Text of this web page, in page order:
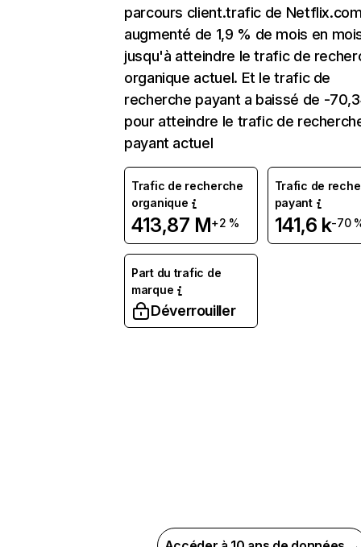
parcours client.trafic de
augmenté de 1,9 % de mois en
jusqu'à atteindre le trafic de
organique actuel. Et le trafic de
recherche payant a baissé de -
pour atteindre le trafic de
payant actuel
Trafic de recherche
organique
413,87 M+2 %
Trafic de
payant
141,6 k-70
Part du trafic de
marque
Déverrouiller